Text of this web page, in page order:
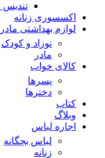
تندیس
اکسسوری زنانه
لوازم بهداشتی
نوزاد و کودک
مادر
کالای خواب
پسرها
دخترها
کتاب
وبلاگ
اجاره لباس
لباس بچگانه
زنانه